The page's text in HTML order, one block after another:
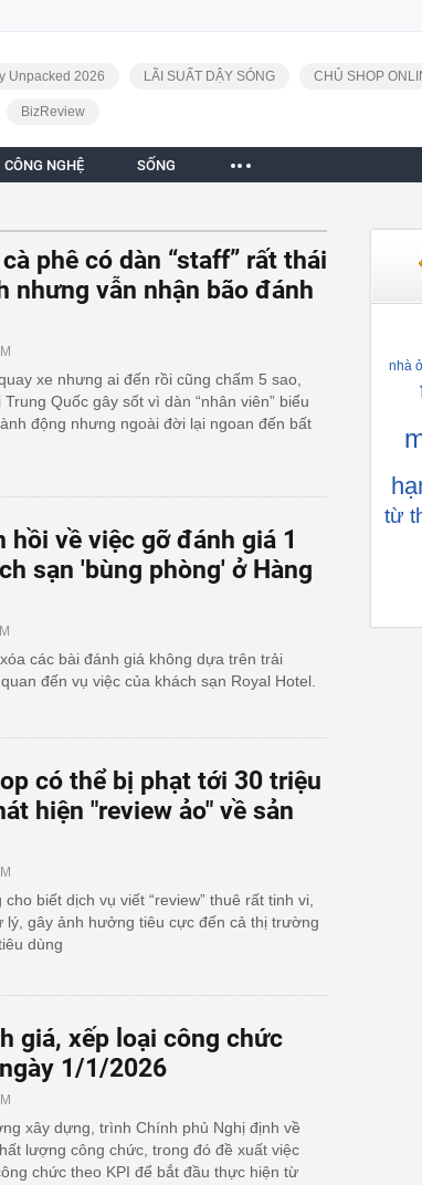
Unpacked 2026 LÃI SUẤT DẬY SÓNG CHỦ SHOP
BizReview
CÔNG NGHỆ SỐNG
phê có dàn “staff” rất thái
nhưng vẫn nhận bão đánh
xe nhưng ai đến rồi cũng chấm 5 sao,
Quốc gây sốt vì dàn “nhân viên” biểu
động nhưng ngoài đời lại ngoan đến bất
hồi về việc gỡ đánh giá 1
sạn 'bùng phòng' ở Hàng
các bài đánh giá không dựa trên trải
đến vụ việc của khách sạn Royal Hotel.
có thể bị phạt tới 30 triệu
hiện "review ảo" về sản
biết dịch vụ viết “review” thuê rất tinh vi,
lý, gây ảnh hưởng tiêu cực đến cả thị trường
dùng
giá, xếp loại công chức
1/1/2026
xây dựng, trình Chính phủ Nghị định về
lượng công chức, trong đó đề xuất việc
chức theo KPI để bắt đầu thực hiện từ
nhà
từ